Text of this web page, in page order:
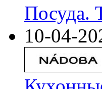
Посуда.
10-04-